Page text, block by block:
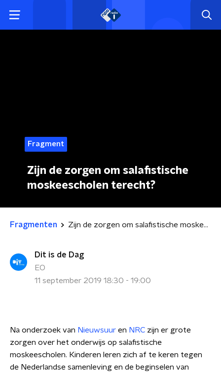
Fragment
Zijn de zorgen om salafistische
moskeescholen terecht?
Fragmenten Zijn de zorgen om salafistische moskeescholen terecht?
Dit is de Dag
EO
11 september 2019 18:30 - 19:00
Na onderzoek van Nieuwsuur en NRC zijn er grote
zorgen over het onderwijs op salafistische
moskeescholen. Kinderen leren zich af te keren tegen
de Nederlandse samenleving en de beginselen van